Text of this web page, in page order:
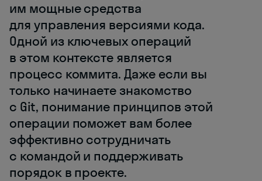
им мощные средства
для управления версиями кода.
Одной из ключевых операций
в этом контексте является
процесс коммита. Даже если вы
только начинаете знакомство
с Git, понимание принципов этой
операции поможет вам более
эффективно сотрудничать
с командой и поддерживать
порядок в проекте.